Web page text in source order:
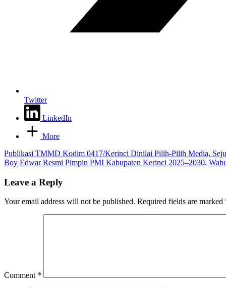
Twitter
LinkedIn
More
Post
navigation
Publikasi TMMD Kodim 0417/Kerinci Dinilai Pilih-Pilih Media,
Boy Edwar Resmi Pimpin PMI Kabupaten Kerinci 2025–2030,
Leave a Reply
Your email address will not be published. Required fields are marked
Comment *